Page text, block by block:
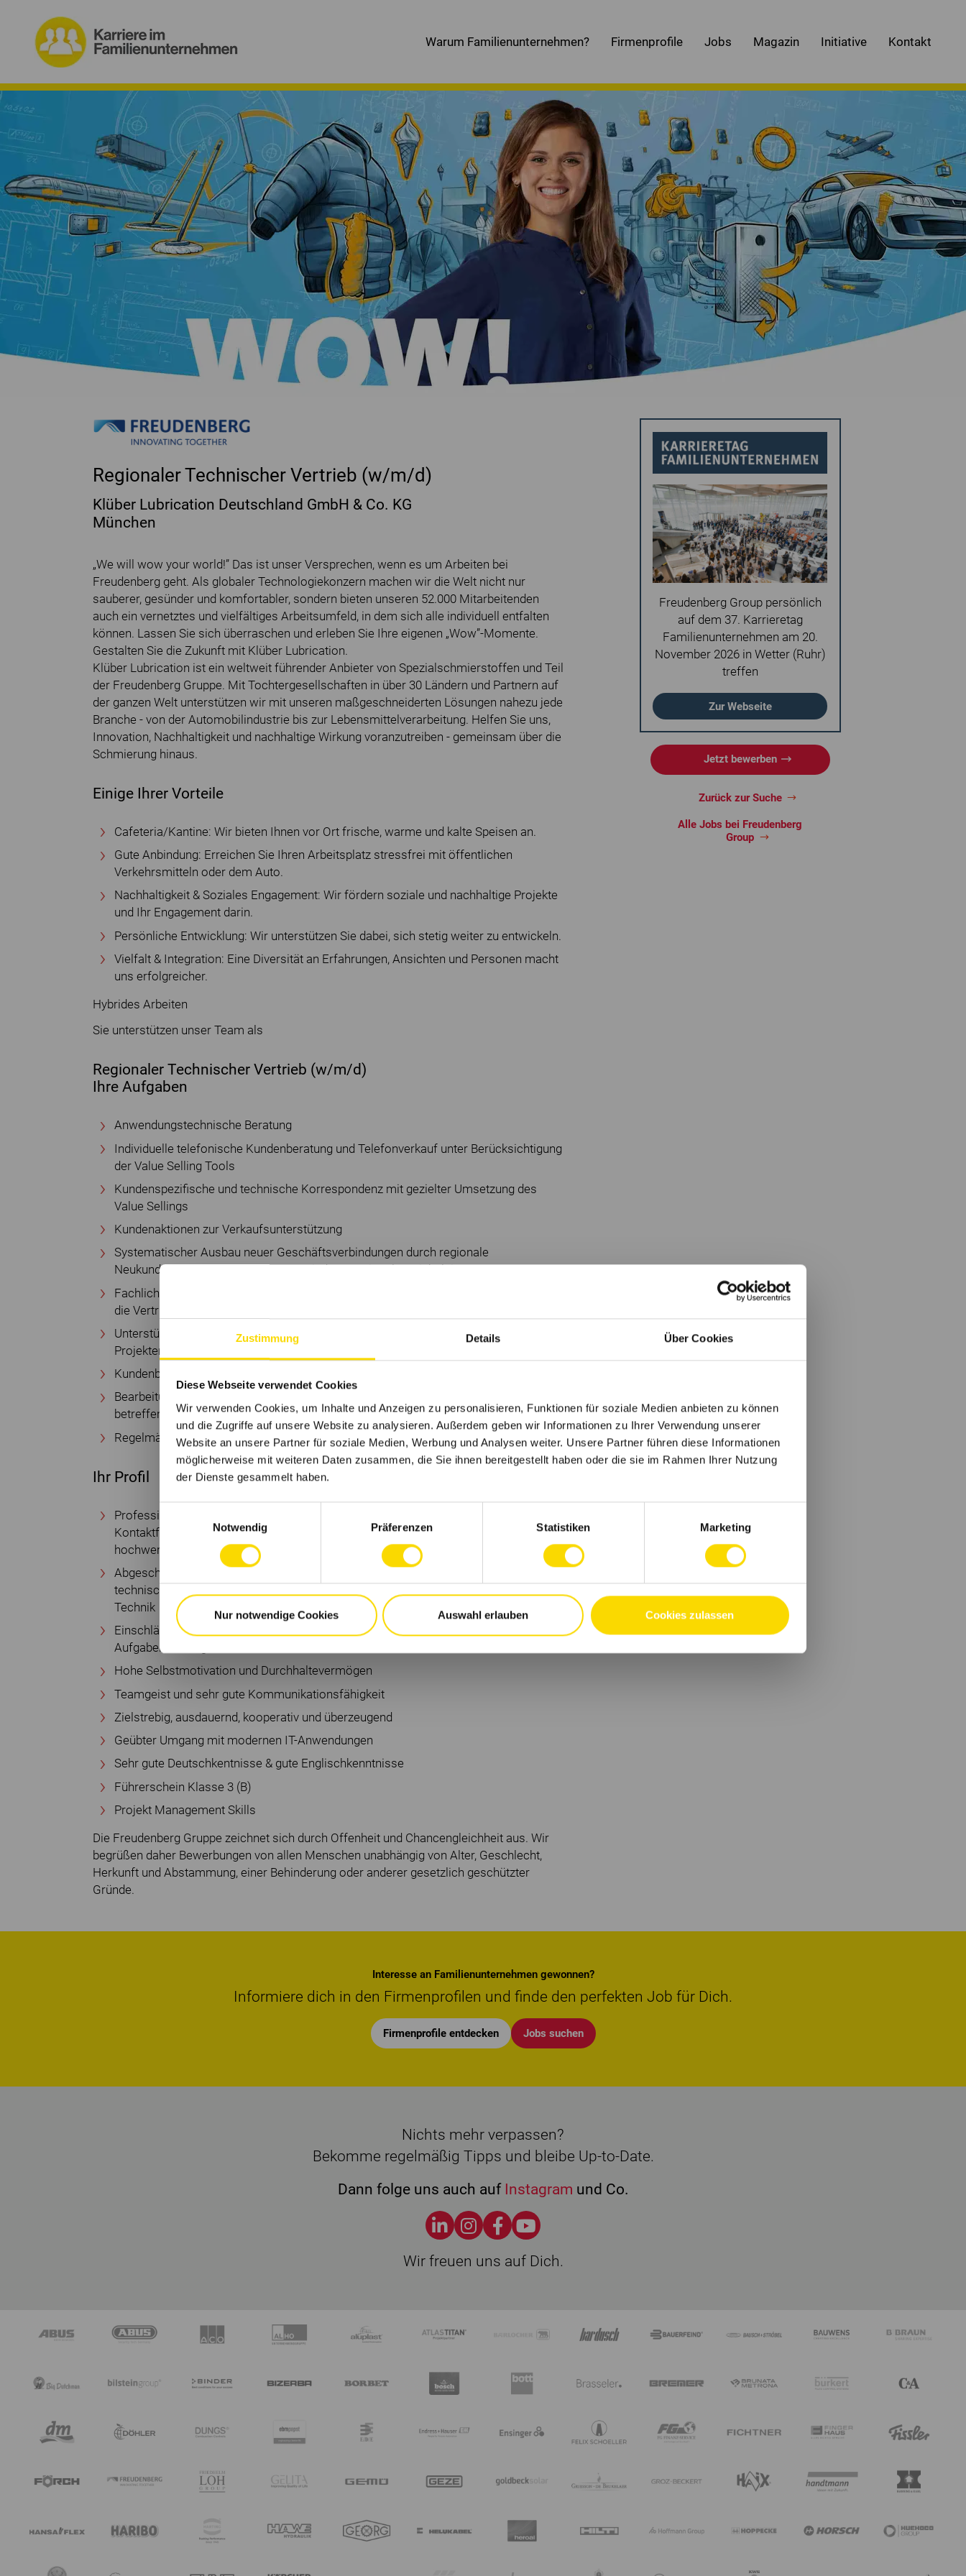
Zustimmung Details Über Cookies
Diese Webseite verwendet Cookies
Wir verwenden Cookies, um Inhalte und Anzeigen zu personalisieren, Funktionen für soziale Medien anbieten zu können
und die Zugriffe auf unsere Website zu analysieren. Außerdem geben wir Informationen zu Ihrer Verwendung unserer
Website an unsere Partner für soziale Medien, Werbung und Analysen weiter. Unsere Partner führen diese Informationen
möglicherweise mit weiteren Daten zusammen, die Sie ihnen bereitgestellt haben oder die sie im Rahmen Ihrer Nutzung
der Dienste gesammelt haben.
Notwendig
Präferenzen Statistiken Marketing
Nur notwendige Cookies Auswahl erlauben Cookies zulassen
Warum Familienunternehmen? Firmenprofile Jobs Magazin Initiative Kontakt
Regionaler Technischer Vertrieb (w/m/d)
Klüber Lubrication Deutschland GmbH & Co. KG
München
„We will wow your world!” Das ist unser Versprechen, wenn es um Arbeiten bei
Freudenberg geht. Als globaler Technologiekonzern machen wir die Welt nicht nur
sauberer, gesünder und komfortabler, sondern bieten unseren 52.000 Mitarbeitenden
auch ein vernetztes und vielfältiges Arbeitsumfeld, in dem sich alle individuell entfalten
können. Lassen Sie sich überraschen und erleben Sie Ihre eigenen „Wow”-Momente.
Gestalten Sie die Zukunft mit Klüber Lubrication.
Klüber Lubrication ist ein weltweit führender Anbieter von Spezialschmierstoffen und Teil
der Freudenberg Gruppe. Mit Tochtergesellschaften in über 30 Ländern und Partnern auf
der ganzen Welt unterstützen wir mit unseren maßgeschneiderten Lösungen nahezu jede
Branche - von der Automobilindustrie bis zur Lebensmittelverarbeitung. Helfen Sie uns,
Innovation, Nachhaltigkeit und nachhaltige Wirkung voranzutreiben - gemeinsam über die
Schmierung hinaus.
Einige Ihrer Vorteile
Cafeteria/Kantine: Wir bieten Ihnen vor Ort frische, warme und kalte Speisen an.
Gute Anbindung: Erreichen Sie Ihren Arbeitsplatz stressfrei mit öffentlichen
Verkehrsmitteln oder dem Auto.
Nachhaltigkeit & Soziales Engagement: Wir fördern soziale und nachhaltige Projekte
und Ihr Engagement darin.
Persönliche Entwicklung: Wir unterstützen Sie dabei, sich stetig weiter zu entwickeln.
Vielfalt & Integration: Eine Diversität an Erfahrungen, Ansichten und Personen macht
uns erfolgreicher.
Hybrides Arbeiten
Sie unterstützen unser Team als
Regionaler Technischer Vertrieb (w/m/d)
Ihre Aufgaben
Anwendungstechnische Beratung
Individuelle telefonische Kundenberatung und Telefonverkauf unter Berücksichtigung
der Value Selling Tools
Kundenspezifische und technische Korrespondenz mit gezielter Umsetzung des
Value Sellings
Kundenaktionen zur Verkaufsunterstützung
Systematischer Ausbau neuer Geschäftsverbindungen durch regionale
Neukundenakquise in Abstimmung mit dem Regionalvertriebsleiter
Fachliche Mitarbeit in Projektteams, sowie Führung von eigenen Projekten, welche
die Vertriebsprozesse effizienter gestalten und zum profitablen Wachstum beitragen
Unterstützung bei Produktneu- und Weiterentwicklungen sowie Private Label
Projekten
Kundenbesuche nach Bedarf
Bearbeitung von Reklamationen, die die Produkteigenschaften und -anwendungen
betreffen
Regelmäßige Teilnahme an den Team Meetings in der Verkaufsregion
Ihr Profil
Professionelle kunden- und vertriebsorientierte Einstellung, Aufgeschlossenheit,
Kontaktfreudigkeit, Reisebereitschaft sowie Wille zum Verkauf qualitativ
hochwertiger Produkte
Abgeschlossene technische Ausbildung (vorzugsweise Technikerschule oder
technisches Studium); alternativ kaufmännische Berufsausbildung mit Affinität zur
Technik
Einschlägige Berufserfahrung in einer vergleichbaren verkaufsnahen
Aufgabenstellung
Hohe Selbstmotivation und Durchhaltevermögen
Teamgeist und sehr gute Kommunikationsfähigkeit
Zielstrebig, ausdauernd, kooperativ und überzeugend
Geübter Umgang mit modernen IT-Anwendungen
Sehr gute Deutschkentnisse & gute Englischkenntnisse
Führerschein Klasse 3 (B)
Projekt Management Skills
Die Freudenberg Gruppe zeichnet sich durch Offenheit und Chancengleichheit aus. Wir
begrüßen daher Bewerbungen von allen Menschen unabhängig von Alter, Geschlecht,
Herkunft und Abstammung, einer Behinderung oder anderer gesetzlich geschützter
Gründe.
Freudenberg Group persönlich
auf dem 37. Karrieretag
Familienunternehmen am 20.
November 2026 in Wetter (Ruhr)
treffen
Zur Webseite
Jetzt bewerben
Zurück zur Suche
Alle Jobs bei Freudenberg
Group
Interesse an Familienunternehmen gewonnen?
Informiere dich in den Firmenprofilen und finde den perfekten Job für Dich.
Firmenprofile entdecken Jobs suchen
Nichts mehr verpassen?
Bekomme regelmäßig Tipps und bleibe Up-to-Date.
Dann folge uns auch auf Instagram und Co.
Wir freuen uns auf Dich.